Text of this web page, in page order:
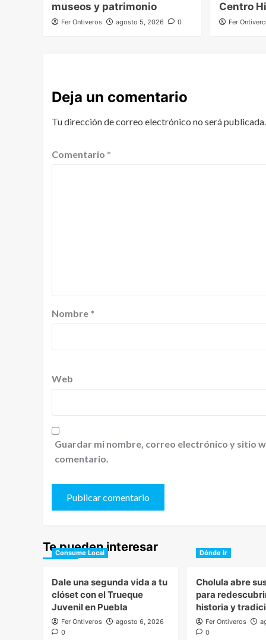
museos y patrimonio
Fer Ontiveros agosto 5, 2026 0
Centro
Fer
Deja un comentario
Tu dirección de correo electrónico no será publicada.
Comentario *
Nombre *
Web
Guardar mi nombre, correo electrónico y sitio
comentario.
Te pueden interesar
Consume Local
Dale una segunda vida a tu
clóset con el Trueque
Juvenil en Puebla
Fer Ontiveros
agosto 6, 2026
0
Dónde Ir
Cholula abre
para
historia y
Fer Ontiveros
0